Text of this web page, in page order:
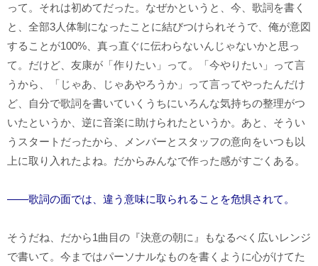
って。それは初めてだった。なぜかというと、今、歌詞を書く
と、全部3人体制になったことに結びつけられそうで、俺が意図
することが100%、真っ直ぐに伝わらないんじゃないかと思っ
て。だけど、友康が「作りたい」って。「今やりたい」って言
うから、「じゃあ、じゃあやろうか」って言ってやったんだけ
ど、自分で歌詞を書いていくうちにいろんな気持ちの整理がつ
いたというか、逆に音楽に助けられたというか。あと、そうい
うスタートだったから、メンバーとスタッフの意向をいつも以
上に取り入れたよね。だからみんなで作った感がすごくある。
――歌詞の面では、違う意味に取られることを危惧されて。
そうだね、だから1曲目の『決意の朝に』もなるべく広いレンジ
で書いて。今まではパーソナルなものを書くように心がけてた